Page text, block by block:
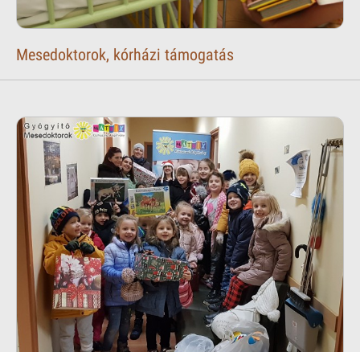
Mesedoktorok, kórházi támogatás